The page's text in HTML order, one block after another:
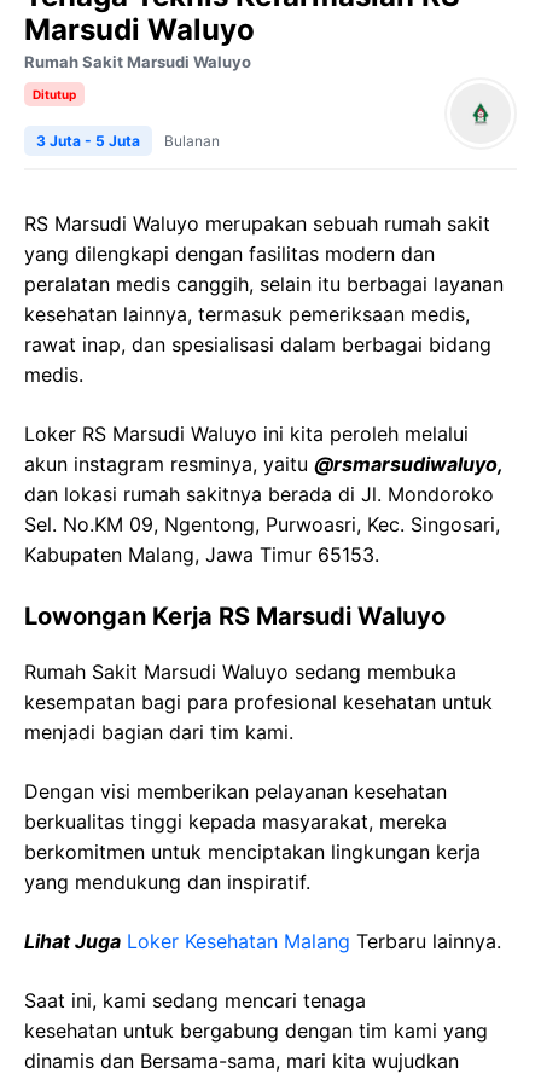
Marsudi Waluyo
Rumah Sakit Marsudi Waluyo
Ditutup
3 Juta - 5 Juta Bulanan
RS Marsudi Waluyo merupakan sebuah rumah sakit
yang dilengkapi dengan fasilitas modern dan
peralatan medis canggih, selain itu berbagai layanan
kesehatan lainnya, termasuk pemeriksaan medis,
rawat inap, dan spesialisasi dalam berbagai bidang
medis.
Loker RS Marsudi Waluyo ini kita peroleh melalui
akun instagram resminya, yaitu @rsmarsudiwaluyo,
dan lokasi rumah sakitnya berada di Jl. Mondoroko
Sel. No.KM 09, Ngentong, Purwoasri, Kec. Singosari,
Kabupaten Malang, Jawa Timur 65153.
Lowongan Kerja RS Marsudi Waluyo
Rumah Sakit Marsudi Waluyo sedang membuka
kesempatan bagi para profesional kesehatan untuk
menjadi bagian dari tim kami.
Dengan visi memberikan pelayanan kesehatan
berkualitas tinggi kepada masyarakat, mereka
berkomitmen untuk menciptakan lingkungan kerja
yang mendukung dan inspiratif.
Lihat Juga Loker Kesehatan Malang Terbaru lainnya.
Saat ini, kami sedang mencari tenaga
kesehatan untuk bergabung dengan tim kami yang
dinamis dan Bersama-sama, mari kita wujudkan